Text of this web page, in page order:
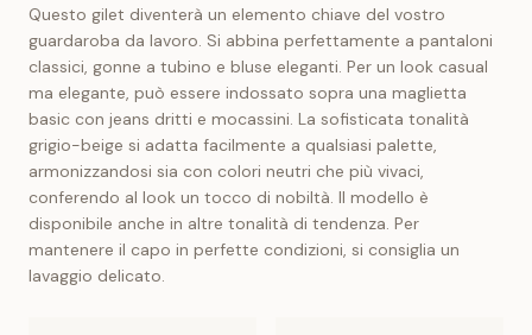
Questo gilet diventerà un elemento chiave del vostro
guardaroba da lavoro. Si abbina perfettamente a pantaloni
classici, gonne a tubino e bluse eleganti. Per un look casual
ma elegante, può essere indossato sopra una maglietta
basic con jeans dritti e mocassini. La sofisticata tonalità
grigio-beige si adatta facilmente a qualsiasi palette,
armonizzandosi sia con colori neutri che più vivaci,
conferendo al look un tocco di nobiltà. Il modello è
disponibile anche in altre tonalità di tendenza. Per
mantenere il capo in perfette condizioni, si consiglia un
lavaggio delicato.